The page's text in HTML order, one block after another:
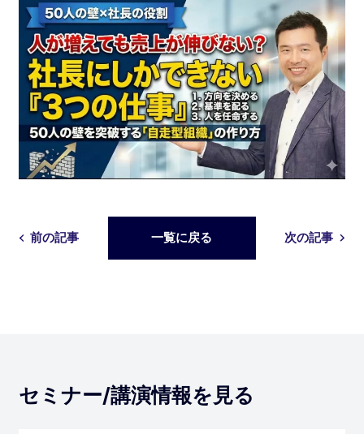
前の記事 一覧に戻る 次の記事
セミナー/講演情報を見る